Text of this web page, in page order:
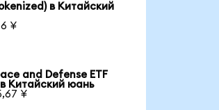
в Китайский
¥
and Defense ETF
Китайский юань
¥